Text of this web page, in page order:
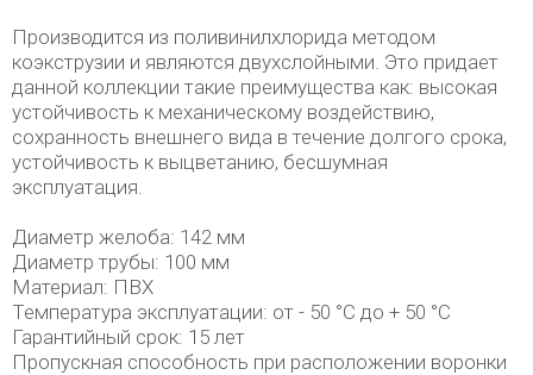
Производится из поливинилхлорида методом
коэкструзии и являются двухслойными. Это придает
данной коллекции такие преимущества как: высокая
устойчивость к механическому воздействию,
сохранность внешнего вида в течение долгого срока,
устойчивость к выцветанию, бесшумная
эксплуатация.
Диаметр желоба: 142 мм
Диаметр трубы: 100 мм
Материал: ПВХ
Температура эксплуатации: от - 50 °C до + 50 °C
Гарантийный срок: 15 лет
Пропускная способность при расположении воронки